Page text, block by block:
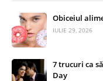
Obiceiul
IULIE 29, 2026
7 trucuri ca
Day